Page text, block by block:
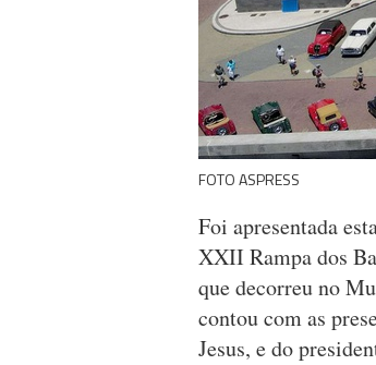
FOTO ASPRESS
Foi apresentada
XXII Rampa dos
que decorreu no
contou com as
Jesus, e do